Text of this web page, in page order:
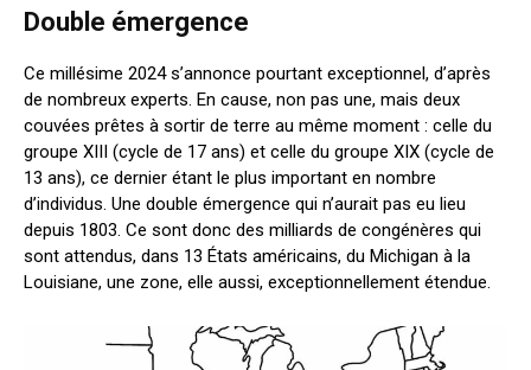
Double émergence
Ce millésime 2024 s’annonce pourtant exceptionnel, d’après
de nombreux experts. En cause, non pas une, mais deux
couvées prêtes à sortir de terre au même moment : celle du
groupe XIII (cycle de 17 ans) et celle du groupe XIX (cycle de
13 ans), ce dernier étant le plus important en nombre
d’individus. Une double émergence qui n’aurait pas eu lieu
depuis 1803. Ce sont donc des milliards de congénères qui
sont attendus, dans 13 États américains, du Michigan à la
Louisiane, une zone, elle aussi, exceptionnellement étendue.